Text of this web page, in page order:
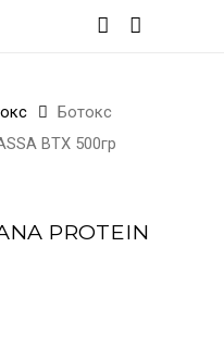
Ботокс
BTX 500гр
PROTEIN